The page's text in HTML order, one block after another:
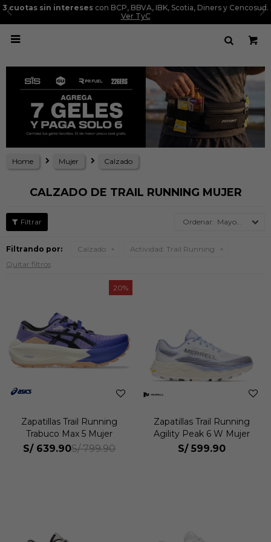
3 cuotas sin intereses con BCP, BBVA, IBK, Scotia, Diners y Cencosud.
Ver TyC

Home Mujer Calzado
CALZADO DE TRAIL RUNNING MUJER
Mayor precio
Filtrando por: Calzado Actividad: Trail Running
Quitar filtros
20
Zapatillas Trail Running
Trabuco Max 5 Mujer
S/ 639.90S/ 799.90
Zapatillas Trail Running
Agility Peak 6 W Mujer
S/ 599.90